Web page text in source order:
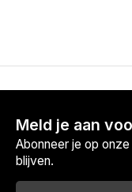
Meld je aan
Abonneer je op
blijven.